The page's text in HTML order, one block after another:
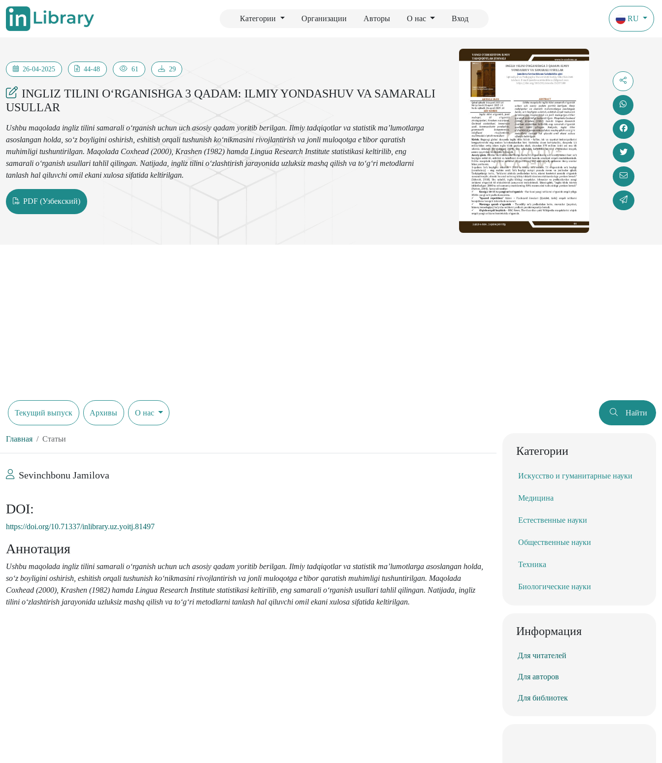
Категории Организации Авторы О нас Вход RU
26-04-2025 44-48 61 29
INGLIZ TILINI O‘RGANISHGA 3 QADAM: ILMIY YONDASHUV VA SAMARALI
USULLAR
Ushbu maqolada ingliz tilini samarali o‘rganish uchun uch asosiy qadam yoritib berilgan. Ilmiy tadqiqotlar va statistik ma’lumotlarga
asoslangan holda, so‘z boyligini oshirish, eshitish orqali tushunish ko‘nikmasini rivojlantirish va jonli muloqotga e’tibor qaratish
muhimligi tushuntirilgan. Maqolada Coxhead (2000), Krashen (1982) hamda Lingua Research Institute statistikasi keltirilib, eng
samarali o‘rganish usullari tahlil qilingan. Natijada, ingliz tilini o‘zlashtirish jarayonida uzluksiz mashq qilish va to‘g‘ri metodlarni
tanlash hal qiluvchi omil ekani xulosa sifatida keltirilgan.
PDF (Узбекский)
Текущий выпуск Архивы О нас Найти
Главная Статьи
Sevinchbonu Jamilova
DOI:
https://doi.org/10.71337/inlibrary.uz.yoitj.81497
Аннотация
Ushbu maqolada ingliz tilini samarali o‘rganish uchun uch asosiy qadam yoritib berilgan. Ilmiy tadqiqotlar va statistik ma’lumotlarga asoslangan holda,
so‘z boyligini oshirish, eshitish orqali tushunish ko‘nikmasini rivojlantirish va jonli muloqotga e’tibor qaratish muhimligi tushuntirilgan. Maqolada
Coxhead (2000), Krashen (1982) hamda Lingua Research Institute statistikasi keltirilib, eng samarali o‘rganish usullari tahlil qilingan. Natijada, ingliz
tilini o‘zlashtirish jarayonida uzluksiz mashq qilish va to‘g‘ri metodlarni tanlash hal qiluvchi omil ekani xulosa sifatida keltirilgan.
Категории
Искусство и гуманитарные науки
Медицина
Естественные науки
Общественные науки
Техника
Биологические науки
Информация
Для читателей
Для авторов
Для библиотек